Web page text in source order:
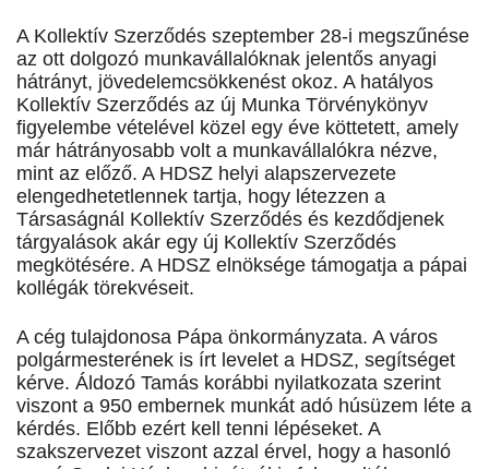
A Kollektív Szerződés szeptember 28-i megszűnése
az ott dolgozó munkavállalóknak jelentős anyagi
hátrányt, jövedelemcsökkenést okoz. A hatályos
Kollektív Szerződés az új Munka Törvénykönyv
figyelembe vételével közel egy éve köttetett, amely
már hátrányosabb volt a munkavállalókra nézve,
mint az előző. A HDSZ helyi alapszervezete
elengedhetetlennek tartja, hogy létezzen a
Társaságnál Kollektív Szerződés és kezdődjenek
tárgyalások akár egy új Kollektív Szerződés
megkötésére. A HDSZ elnöksége támogatja a pápai
kollégák törekvéseit.
A cég tulajdonosa Pápa önkormányzata. A város
polgármesterének is írt levelet a HDSZ, segítséget
kérve. Áldozó Tamás korábbi nyilatkozata szerint
viszont a 950 embernek munkát adó húsüzem léte a
kérdés. Előbb ezért kell tenni lépéseket. A
szakszervezet viszont azzal érvel, hogy a hasonló